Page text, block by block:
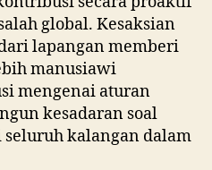
global. Kesaksian
lapangan memberi
manusiawi
mengenai aturan
kesadaran soal
kalangan dalam